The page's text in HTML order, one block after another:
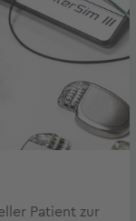
Patient zur